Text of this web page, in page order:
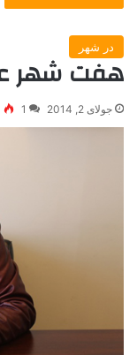
در شهر
هفت شهر
جولای 2, 2014 1